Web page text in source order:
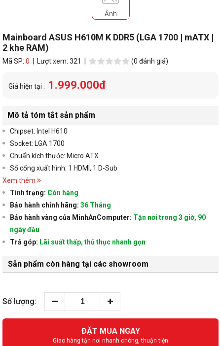
Ảnh
Mainboard ASUS H610M K DDR5 (LGA 1700 | mATX |
2 khe RAM)
Mã SP: 0 | Lượt xem: 321 | (0 đánh giá)
Giá hiện tại : 1.999.000đ
Mô tả tóm tắt sản phẩm
Chipset: Intel H610
Socket: LGA 1700
Chuẩn kích thước: Micro ATX
Số cổng xuất hình: 1 HDMI, 1 D-Sub
Xem thêm
Tình trạng: Còn hàng
Bảo hành chính hãng: 36 Tháng
Bảo hành vàng của MinhAnComputer: Tận nơi trong 3 giờ, 90
ngày đầu
Trả góp: Lãi suất thấp, thủ thục nhanh gọn
Sản phẩm còn hàng tại các showroom
Số lượng:
ĐẶT MUA NGAY
Giao hàng tận nơi nhanh chóng, thuận tiện